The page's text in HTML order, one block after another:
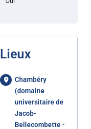
Lieux
Chambéry
(domaine
universitaire de
Jacob-
Bellecombette -